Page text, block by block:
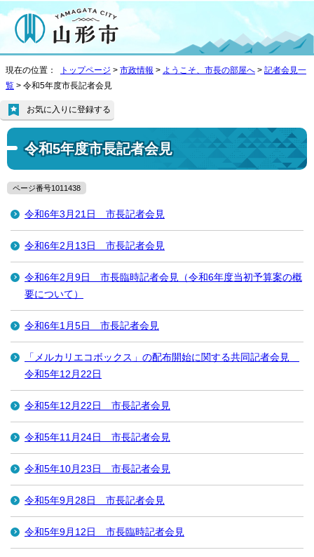
現在の位置： トップページ > 市政情報 > ようこそ、市長の部屋へ > 記者会見一
覧 > 令和5年度市長記者会見
令和5年度市長記者会見
お気に入りに登録する
ページ番号1011438
令和6年3月21日 市長記者会見
令和6年2月13日 市長記者会見
令和6年2月9日 市長臨時記者会見（令和6年度当初予算案の概
要について）
令和6年1月5日 市長記者会見
「メルカリエコボックス」の配布開始に関する共同記者会見
令和5年12月22日
令和5年12月22日 市長記者会見
令和5年11月24日 市長記者会見
令和5年10月23日 市長記者会見
令和5年9月28日 市長記者会見
令和5年9月12日 市長臨時記者会見